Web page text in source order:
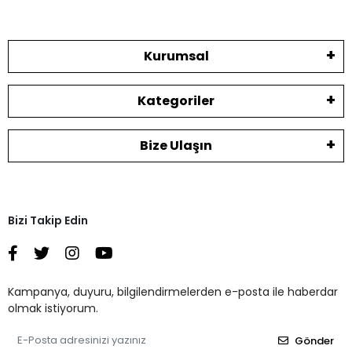
Kurumsal
Kategoriler
Bize Ulaşın
Bizi Takip Edin
Kampanya, duyuru, bilgilendirmelerden e-posta ile haberdar
olmak istiyorum.
Gönder